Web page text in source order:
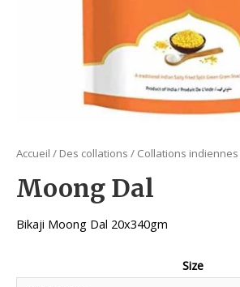
Accueil / Des collations / Collations indiennes
Moong Dal
Bikaji Moong Dal 20x340gm
Size